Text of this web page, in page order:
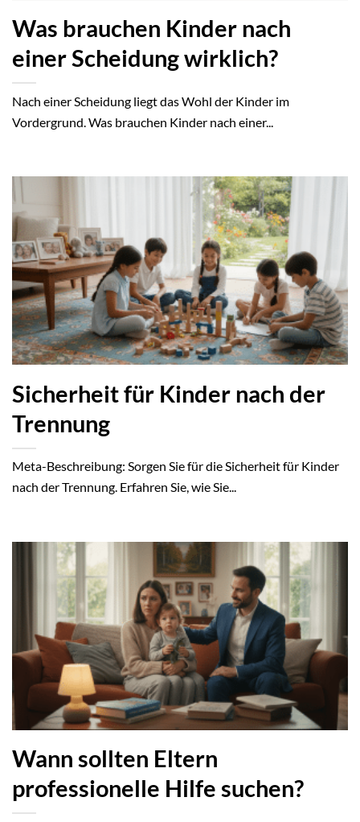
Was brauchen Kinder nach
einer Scheidung wirklich?
Nach einer Scheidung liegt das Wohl der Kinder im
Vordergrund. Was brauchen Kinder nach einer...
Sicherheit für Kinder nach der
Trennung
Meta-Beschreibung: Sorgen Sie für die Sicherheit für Kinder
nach der Trennung. Erfahren Sie, wie Sie...
Wann sollten Eltern
professionelle Hilfe suchen?